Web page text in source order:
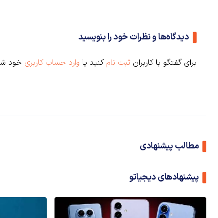
دیدگاه‌ها و نظرات خود را بنویسید
برای گفتگو با کاربران ثبت نام کنید یا وارد حساب کاربری خود
مطالب پیشنهادی
پیشنهادهای دیجیاتو